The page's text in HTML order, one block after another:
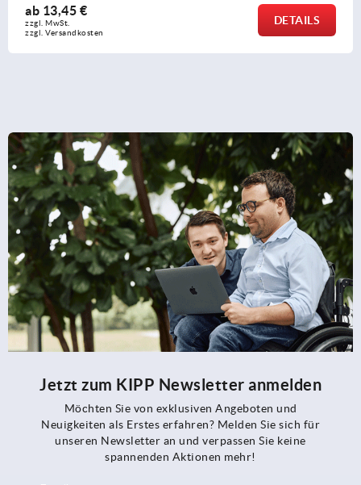
ab23,62 €
zzgl. MwSt.
zzgl. Versandkosten
DETAILS
Jetzt zum KIPP Newsletter anmelden
Möchten Sie von exklusiven Angeboten und
Neuigkeiten als Erstes erfahren? Melden Sie sich für
unseren Newsletter an und verpassen Sie keine
spannenden Aktionen mehr!